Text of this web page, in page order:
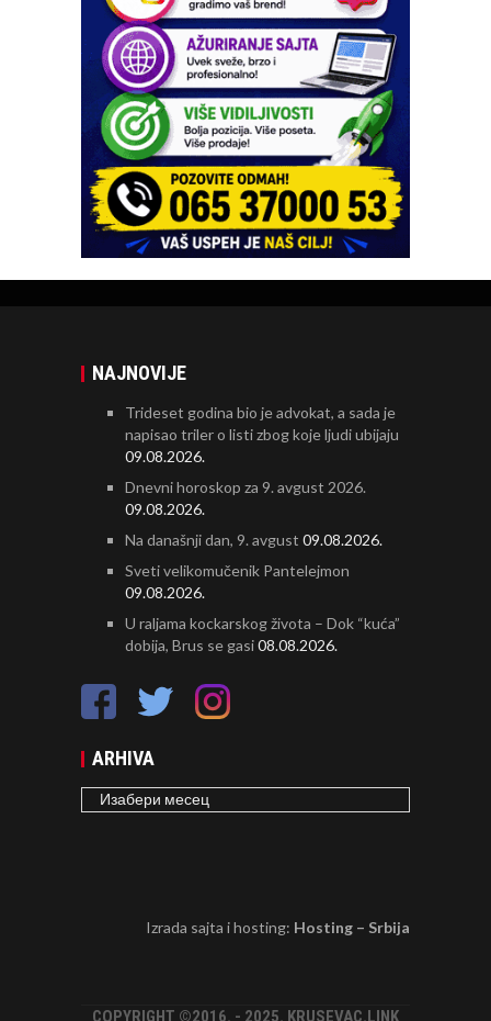
NAJNOVIJE
Trideset godina bio je advokat, a sada je
napisao triler o listi zbog koje ljudi ubijaju
09.08.2026.
Dnevni horoskop za 9. avgust 2026.
09.08.2026.
Na današnji dan, 9. avgust 09.08.2026.
Sveti velikomučenik Pantelejmon
09.08.2026.
U raljama kockarskog života – Dok “kuća”
dobija, Brus se gasi08.08.2026.
ARHIVA
ARHIVA
Izrada sajta i hosting: Hosting – Srbija
COPYRIGHT ©2016. - 2025. KRUSEVAC.LINK